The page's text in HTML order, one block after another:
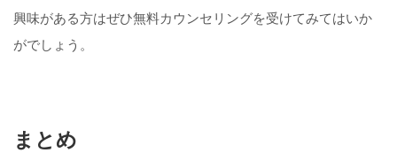
興味がある方はぜひ無料カウンセリングを受けてみてはいか
がでしょう。
まとめ